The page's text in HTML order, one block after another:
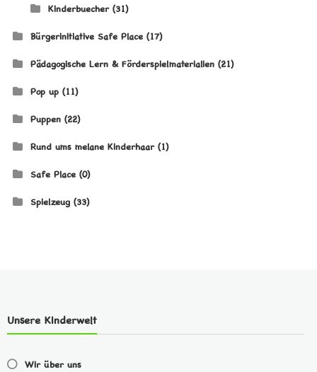
Kinderbuecher (31)
Bürgerinitiative Safe Place (17)
Pädagogische Lern & Förderspielmaterialien (21)
Pop up (11)
Puppen (22)
Rund ums melane Kinderhaar (1)
Safe Place (0)
Spielzeug (33)
Unsere Kinderwelt
Wir über uns